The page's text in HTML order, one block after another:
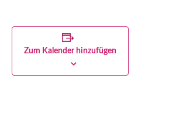
Zum Kalender hinzufügen